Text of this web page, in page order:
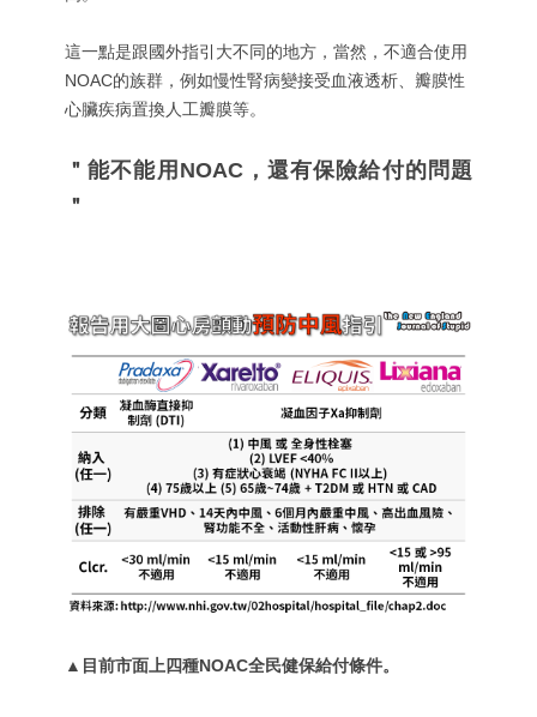
這一點是跟國外指引大不同的地方，當然，不適合使用
NOAC的族群，例如慢性腎病變接受血液透析、瓣膜性
心臟疾病置換人工瓣膜等。
＂能不能用NOAC，還有保險給付的問題
＂
▲目前市面上四種NOAC全民健保給付條件。